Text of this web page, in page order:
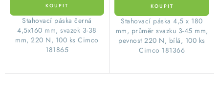
Stahovací páska černá
4,5x160 mm, svazek 3-38
mm, 220 N, 100 ks Cimco
181865
Stahovací páska 4,5 x 180
mm, průměr svazku 3-45 mm,
pevnost 220 N, bílá, 100 ks
Cimco 181366